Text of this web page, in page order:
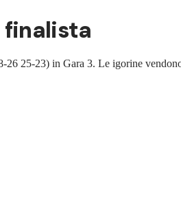
finalista
25-23) in Gara 3. Le igorine